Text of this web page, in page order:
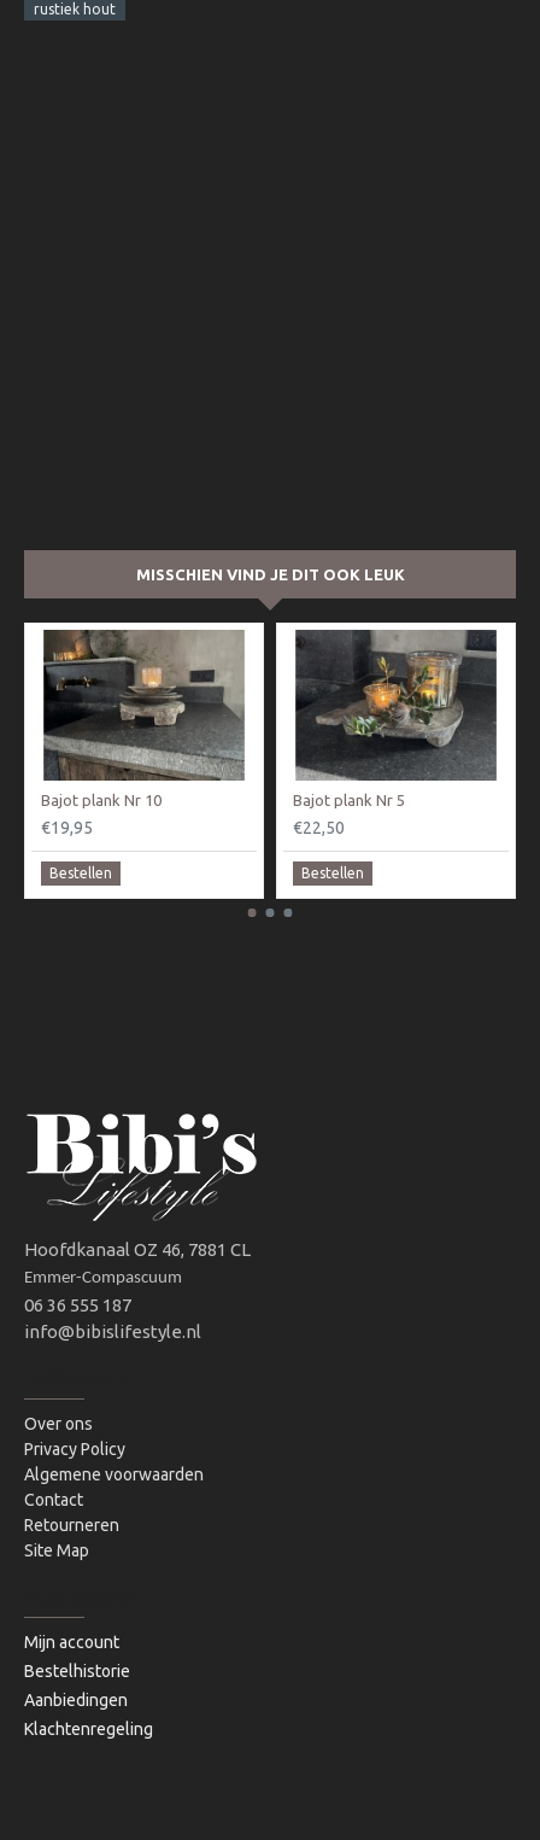
rustiek hout
MISSCHIEN VIND JE DIT OOK LEUK
Bajot plank Nr 10
€19,95
Bestellen
Bajot plank Nr 5
€22,50
Bestellen
Hoofdkanaal OZ 46, 7881 CL
Emmer-Compascuum
06 36 555 187
info@bibislifestyle.nl
Over ons
Privacy Policy
Algemene voorwaarden
Contact
Retourneren
Site Map
Mijn account
Bestelhistorie
Aanbiedingen
Klachtenregeling